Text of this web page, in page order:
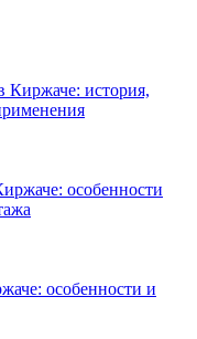
Киржаче: история,
особенности
особенности и